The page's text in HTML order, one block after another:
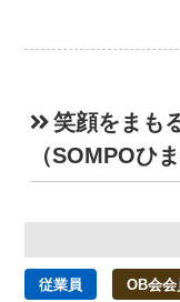
笑顔をまも
（SOMPOひ
従業員 OB会会